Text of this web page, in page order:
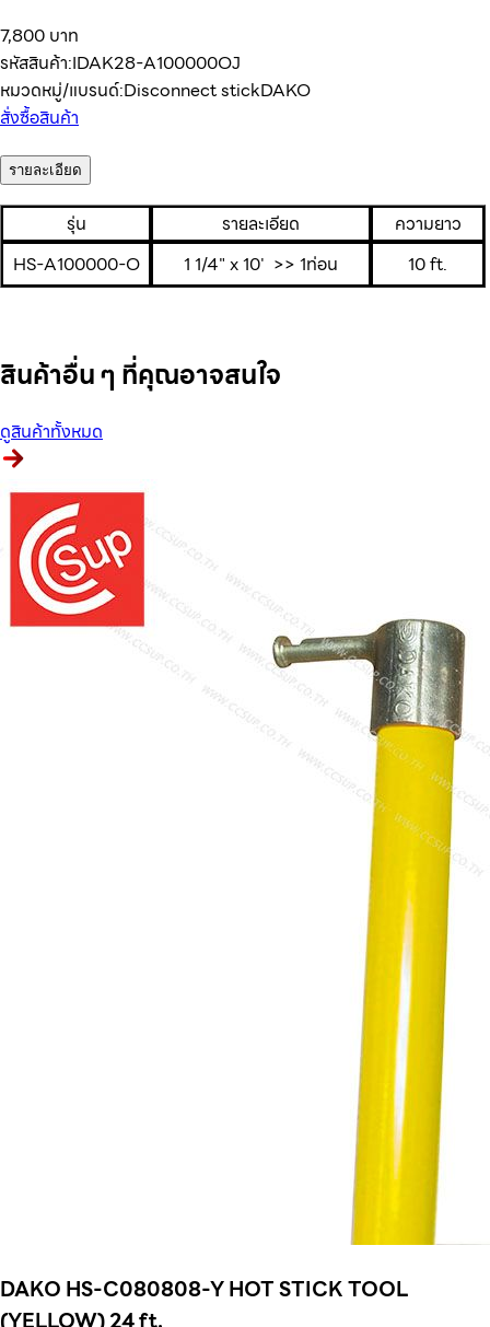
7,800 บาท
รหัสสินค้า:IDAK28-A100000OJ
หมวดหมู่/แบรนด์:Disconnect stickDAKO
สั่งซื้อสินค้า
รายละเอียด
รุ่น รายละเอียด
ความยาว
HS-A100000-O
1 1/4" x 10' >> 1ท่อน 10 ft.
สินค้าอื่น ๆ ที่คุณอาจสนใจ
ดูสินค้าทั้งหมด
DAKO HS-C080808-Y HOT STICK TOOL